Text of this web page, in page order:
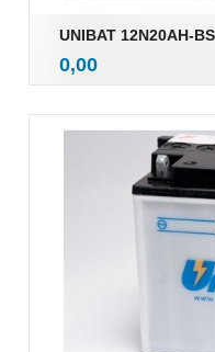
UNIBAT 12N20AH-BS
Pris
0,00mva.